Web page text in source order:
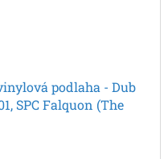
podlaha - Dub
SPC Falquon (The